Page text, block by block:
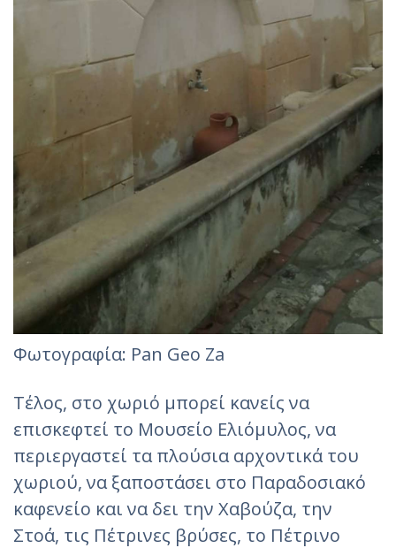
Φωτογραφία: Pan Geo Za‎
Τέλος, στο χωριό μπορεί κανείς να
επισκεφτεί το Μουσείο Ελιόμυλος, να
περιεργαστεί τα πλούσια αρχοντικά του
χωριού, να ξαποστάσει στο Παραδοσιακό
καφενείο και να δει την Χαβούζα, την
Στοά, τις Πέτρινες βρύσες, το Πέτρινο